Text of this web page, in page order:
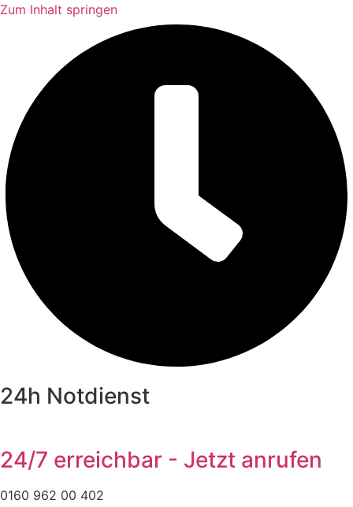
Zum Inhalt springen
24h Notdienst
24/7 erreichbar - Jetzt anrufen
0160 962 00 402